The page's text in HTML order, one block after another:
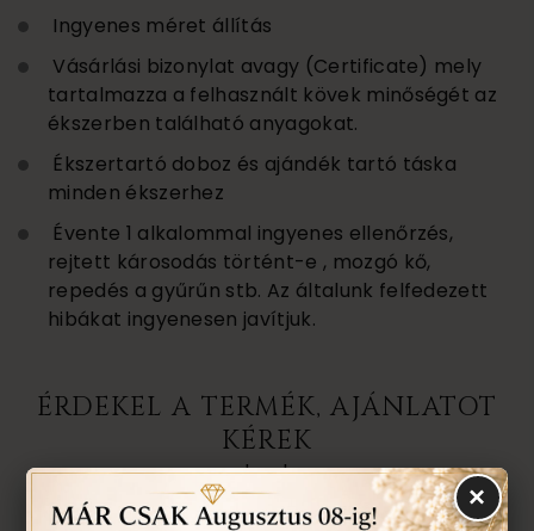
Ingyenes méret állítás
Vásárlási bizonylat avagy (Certificate) mely
tartalmazza a felhasznált kövek minőségét az
ékszerben található anyagokat.
Ékszertartó doboz és ajándék tartó táska
minden ékszerhez
Évente 1 alkalommal ingyenes ellenőrzés,
rejtett károsodás történt-e , mozgó kő,
repedés a gyűrűn stb. Az általunk felfedezett
hibákat ingyenesen javítjuk.
ÉRDEKEL A TERMÉK, AJÁNLATOT
KÉREK
darab
1
×